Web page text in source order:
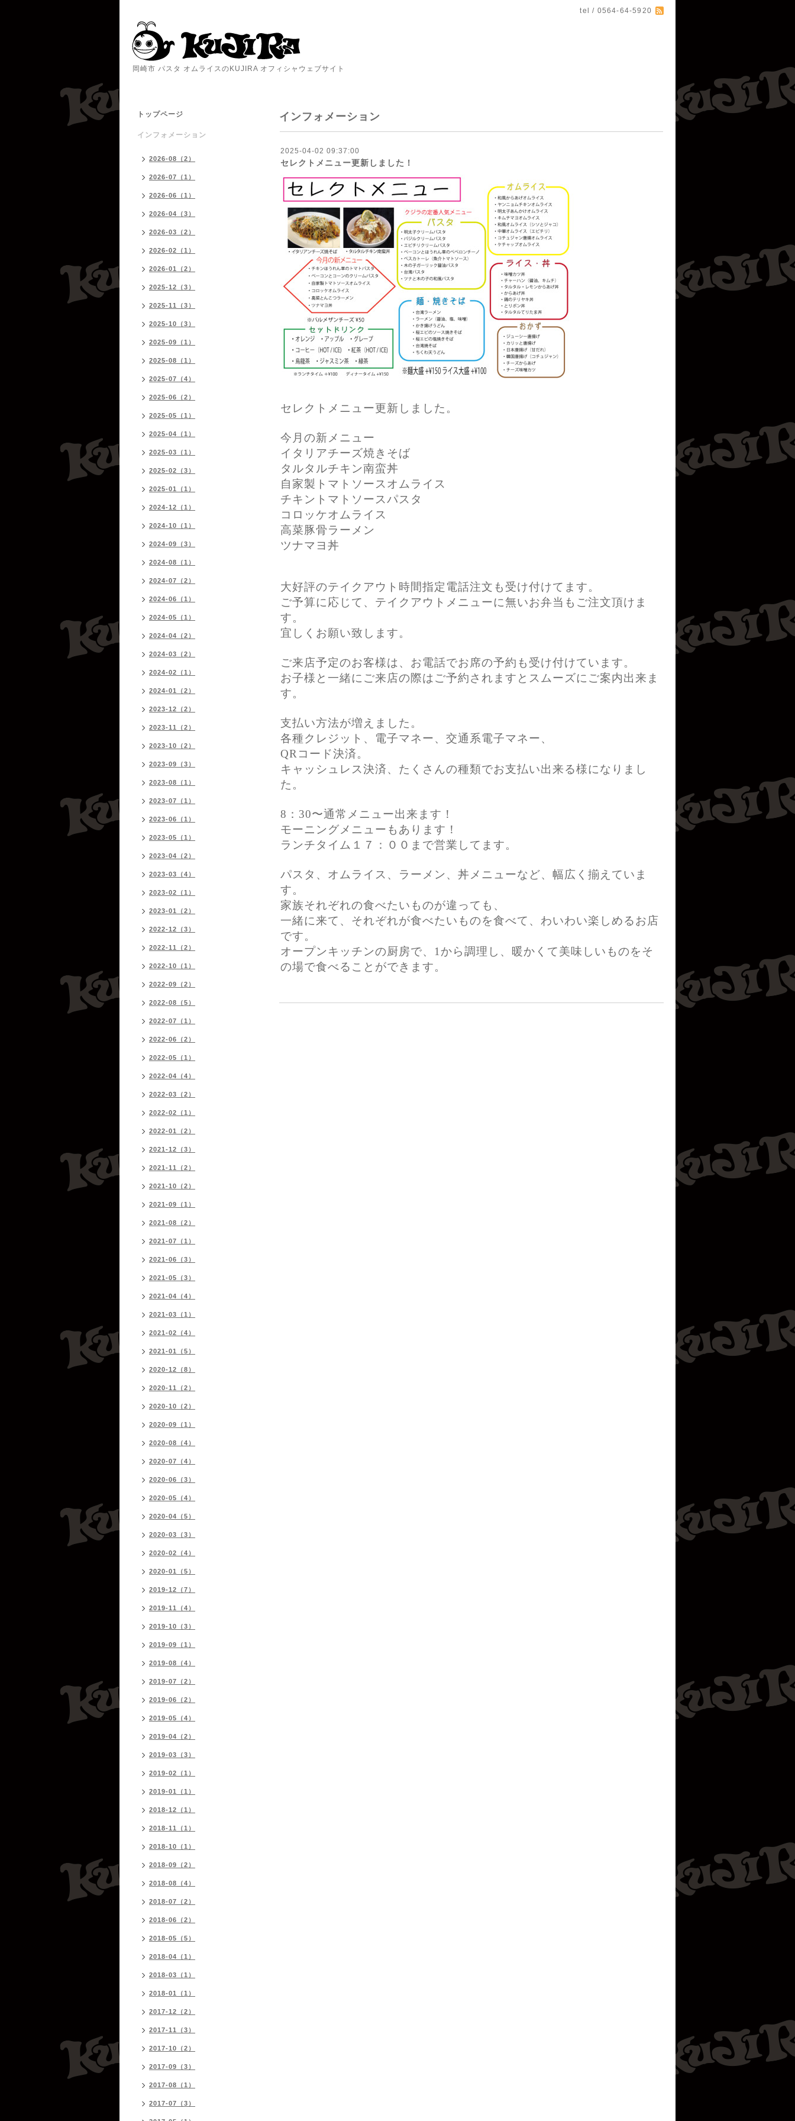
tel / 0564-64-5920
岡崎市 パスタ オムライスのKUJIRA オフィシャウェブサイト
インフォメーション
2025-04-02 09:37:00
セレクトメニュー更新しました！
セレクトメニュー更新しました。
今月の新メニュー
イタリアチーズ焼きそば
タルタルチキン南蛮丼
自家製トマトソースオムライス
チキントマトソースパスタ
コロッケオムライス
高菜豚骨ラーメン
ツナマヨ丼
大好評のテイクアウト時間指定電話注文も受け付けてます。
ご予算に応じて、テイクアウトメニューに無いお弁当もご注文頂けま
す。
宜しくお願い致します。
ご来店予定のお客様は、お電話でお席の予約も受け付けています。
お子様と一緒にご来店の際はご予約されますとスムーズにご案内出来ま
す。
支払い方法が増えました。
各種クレジット、電子マネー、交通系電子マネー、
QRコード決済。
キャッシュレス決済、たくさんの種類でお支払い出来る様になりまし
た。
8：30〜通常メニュー出来ます！
モーニングメニューもあります！
ランチタイム１７：００まで営業してます。
パスタ、オムライス、ラーメン、丼メニューなど、幅広く揃えていま
す。
家族それぞれの食べたいものが違っても、
一緒に来て、それぞれが食べたいものを食べて、わいわい楽しめるお店
です。
オープンキッチンの厨房で、1から調理し、暖かくて美味しいものをそ
の場で食べることができます。
トップページ
インフォメーション
2026-08（2）
2026-07（1）
2026-06（1）
2026-04（3）
2026-03（2）
2026-02（1）
2026-01（2）
2025-12（3）
2025-11（3）
2025-10（3）
2025-09（1）
2025-08（1）
2025-07（4）
2025-06（2）
2025-05（1）
2025-04（1）
2025-03（1）
2025-02（3）
2025-01（1）
2024-12（1）
2024-10（1）
2024-09（3）
2024-08（1）
2024-07（2）
2024-06（1）
2024-05（1）
2024-04（2）
2024-03（2）
2024-02（1）
2024-01（2）
2023-12（2）
2023-11（2）
2023-10（2）
2023-09（3）
2023-08（1）
2023-07（1）
2023-06（1）
2023-05（1）
2023-04（2）
2023-03（4）
2023-02（1）
2023-01（2）
2022-12（3）
2022-11（2）
2022-10（1）
2022-09（2）
2022-08（5）
2022-07（1）
2022-06（2）
2022-05（1）
2022-04（4）
2022-03（2）
2022-02（1）
2022-01（2）
2021-12（3）
2021-11（2）
2021-10（2）
2021-09（1）
2021-08（2）
2021-07（1）
2021-06（3）
2021-05（3）
2021-04（4）
2021-03（1）
2021-02（4）
2021-01（5）
2020-12（8）
2020-11（2）
2020-10（2）
2020-09（1）
2020-08（4）
2020-07（4）
2020-06（3）
2020-05（4）
2020-04（5）
2020-03（3）
2020-02（4）
2020-01（5）
2019-12（7）
2019-11（4）
2019-10（3）
2019-09（1）
2019-08（4）
2019-07（2）
2019-06（2）
2019-05（4）
2019-04（2）
2019-03（3）
2019-02（1）
2019-01（1）
2018-12（1）
2018-11（1）
2018-10（1）
2018-09（2）
2018-08（4）
2018-07（2）
2018-06（2）
2018-05（5）
2018-04（1）
2018-03（1）
2018-01（1）
2017-12（2）
2017-11（3）
2017-10（2）
2017-09（3）
2017-08（1）
2017-07（3）